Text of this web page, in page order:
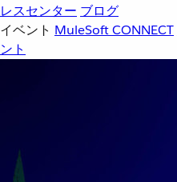
レスセンター ブログ
イベント MuleSoft CONNECT
ント